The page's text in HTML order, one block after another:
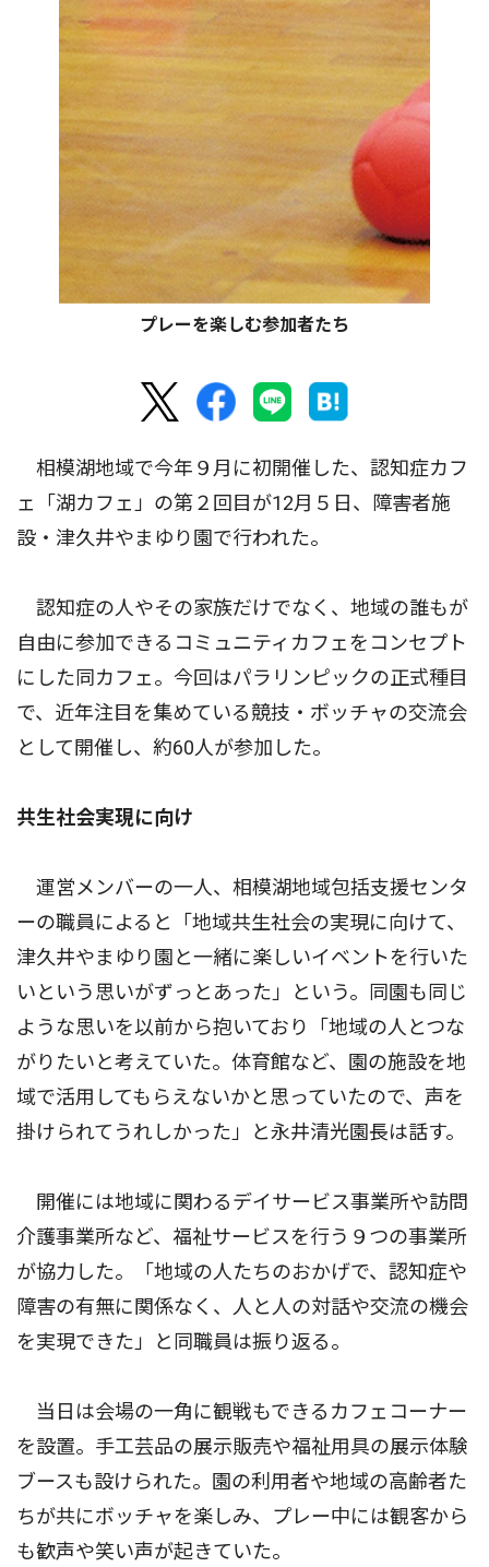
プレーを楽しむ参加者たち
相模湖地域で今年９月に初開催した、認知症カフ
ェ「湖カフェ」の第２回目が12月５日、障害者施
設・津久井やまゆり園で行われた。
認知症の人やその家族だけでなく、地域の誰もが
自由に参加できるコミュニティカフェをコンセプト
にした同カフェ。今回はパラリンピックの正式種目
で、近年注目を集めている競技・ボッチャの交流会
として開催し、約60人が参加した。
共生社会実現に向け
運営メンバーの一人、相模湖地域包括支援センタ
ーの職員によると「地域共生社会の実現に向けて、
津久井やまゆり園と一緒に楽しいイベントを行いた
いという思いがずっとあった」という。同園も同じ
ような思いを以前から抱いており「地域の人とつな
がりたいと考えていた。体育館など、園の施設を地
域で活用してもらえないかと思っていたので、声を
掛けられてうれしかった」と永井清光園長は話す。
開催には地域に関わるデイサービス事業所や訪問
介護事業所など、福祉サービスを行う９つの事業所
が協力した。「地域の人たちのおかげで、認知症や
障害の有無に関係なく、人と人の対話や交流の機会
を実現できた」と同職員は振り返る。
当日は会場の一角に観戦もできるカフェコーナー
を設置。手工芸品の展示販売や福祉用具の展示体験
ブースも設けられた。園の利用者や地域の高齢者た
ちが共にボッチャを楽しみ、プレー中には観客から
も歓声や笑い声が起きていた。